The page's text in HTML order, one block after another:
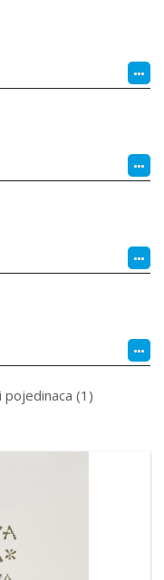
pojedinaca (1)